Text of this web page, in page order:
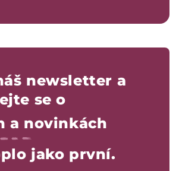
newsletter a
se o
a novinkách
jako první.